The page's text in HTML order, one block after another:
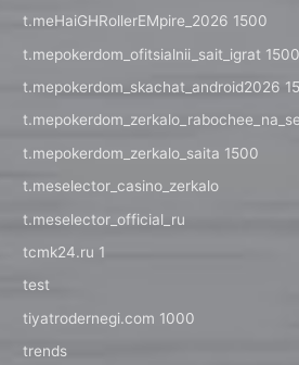
t.meHaiGHRollerEMpire_2026 1500
t.mepokerdom_ofitsialnii_sait_igrat 1500
t.mepokerdom_skachat_android2026
t.mepokerdom_zerkalo_saita 1500
t.meselector_casino_zerkalo
t.meselector_official_ru
tcmk24.ru 1
test
tiyatrodernegi.com 1000
trends